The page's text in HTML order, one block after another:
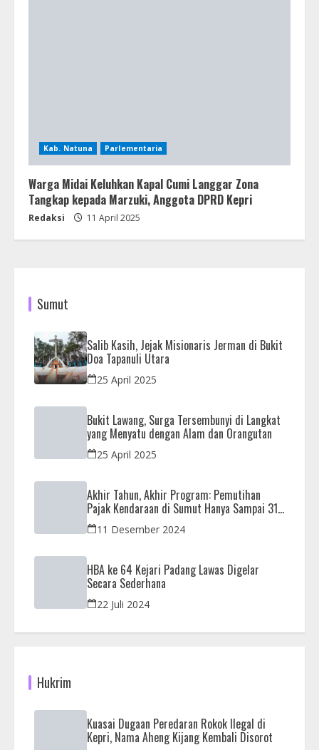
Kab. Natuna Parlementaria
Warga Midai Keluhkan Kapal Cumi Langgar Zona
Tangkap kepada Marzuki, Anggota DPRD Kepri
Redaksi 11 April 2025
Sumut
Salib Kasih, Jejak Misionaris Jerman di Bukit
Doa Tapanuli Utara
25 April 2025
Bukit Lawang, Surga Tersembunyi di Langkat
yang Menyatu dengan Alam dan Orangutan
25 April 2025
Akhir Tahun, Akhir Program: Pemutihan
Pajak Kendaraan di Sumut Hanya Sampai 31
Desember
11 Desember 2024
HBA ke 64 Kejari Padang Lawas Digelar
Secara Sederhana
22 Juli 2024
Hukrim
Kuasai Dugaan Peredaran Rokok Ilegal di
Kepri, Nama Aheng Kijang Kembali Disorot